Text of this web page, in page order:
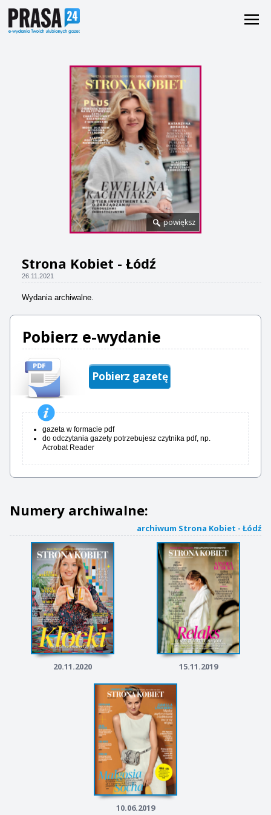
powiększ
Strona Kobiet - Łódź
26.11.2021
Wydania archiwalne.
Pobierz e-wydanie
Pobierz gazetę
gazeta w formacie pdf
do odczytania gazety potrzebujesz czytnika pdf, np.
Acrobat Reader
Numery archiwalne:
archiwum Strona Kobiet - Łódź
20.11.2020 15.11.2019
10.06.2019